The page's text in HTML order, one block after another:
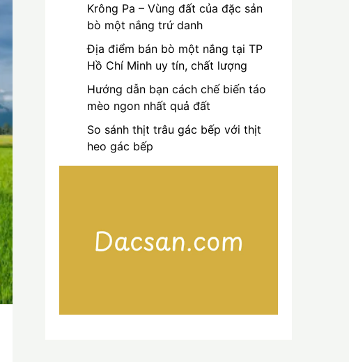
Krông Pa – Vùng đất của đặc sản
bò một nắng trứ danh
Địa điểm bán bò một nắng tại TP
Hồ Chí Minh uy tín, chất lượng
Hướng dẫn bạn cách chế biến táo
mèo ngon nhất quả đất
So sánh thịt trâu gác bếp với thịt
heo gác bếp